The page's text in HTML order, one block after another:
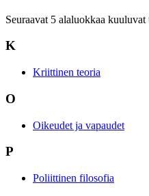
Seuraavat 5 alaluokkaa
K
Kriittinen teoria
O
Oikeudet ja vapaudet
P
Poliittinen filosofia